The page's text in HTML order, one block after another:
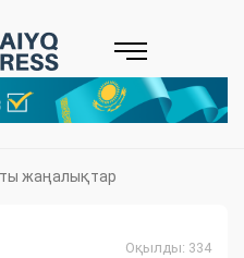
жаңалықтар
Оқылды: 334